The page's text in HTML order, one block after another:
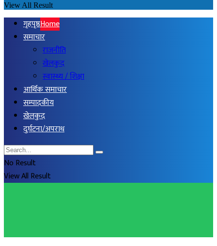
View All Result
गृहपृष्ठHome
समाचार
राजनीति
खेलकुद
स्वास्थ्य / शिक्षा
आर्थिक समाचार
सम्पादकीय
खेलकुद
दुर्घटना/अपराध
No Result
View All Result